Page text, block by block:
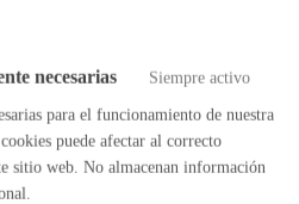
necesarias Siempre activo
para el funcionamiento de nuestra
puede afectar al correcto
sitio web. No almacenan información